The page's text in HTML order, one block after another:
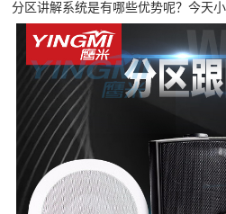
分区讲解系统是有哪些优势呢？今天